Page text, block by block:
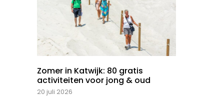
Zomer in Katwijk: 80 gratis
activiteiten voor jong & oud
20 juli 2026